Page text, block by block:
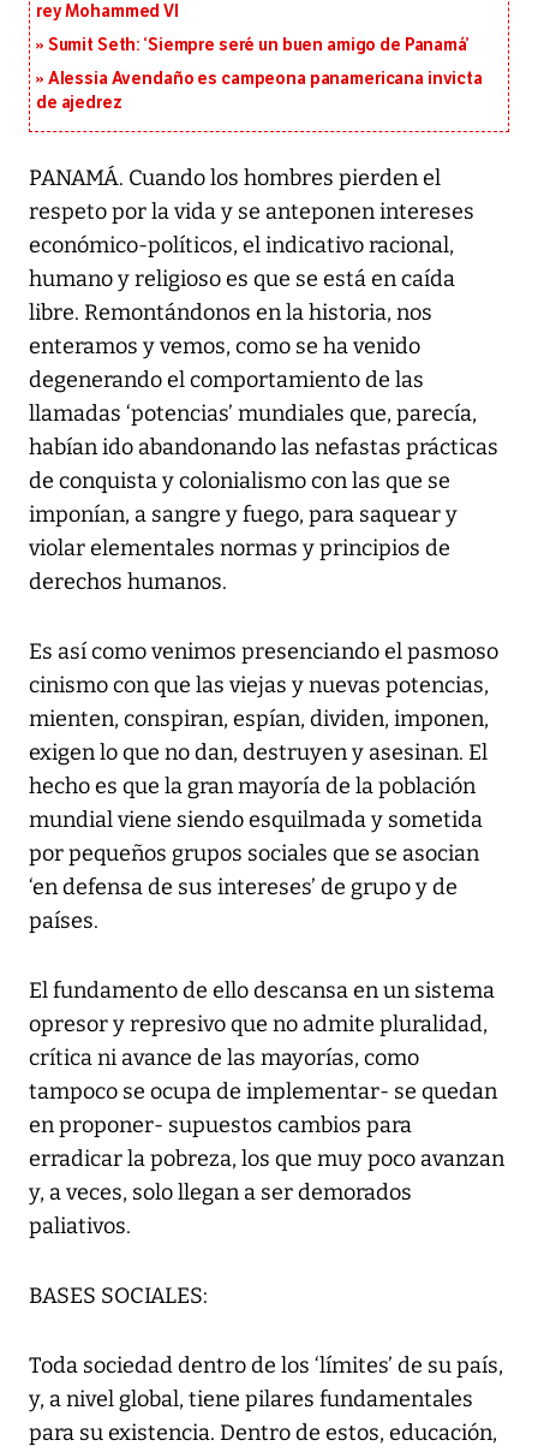
rey Mohammed VI
Sumit Seth: ‘Siempre seré un buen amigo de Panamá’
Alessia Avendaño es campeona panamericana invicta
de ajedrez
PANAMÁ. Cuando los hombres pierden el
respeto por la vida y se anteponen intereses
económico-políticos, el indicativo racional,
humano y religioso es que se está en caída
libre. Remontándonos en la historia, nos
enteramos y vemos, como se ha venido
degenerando el comportamiento de las
llamadas ‘potencias’ mundiales que, parecía,
habían ido abandonando las nefastas prácticas
de conquista y colonialismo con las que se
imponían, a sangre y fuego, para saquear y
violar elementales normas y principios de
derechos humanos.
Es así como venimos presenciando el pasmoso
cinismo con que las viejas y nuevas potencias,
mienten, conspiran, espían, dividen, imponen,
exigen lo que no dan, destruyen y asesinan. El
hecho es que la gran mayoría de la población
mundial viene siendo esquilmada y sometida
por pequeños grupos sociales que se asocian
‘en defensa de sus intereses’ de grupo y de
países.
El fundamento de ello descansa en un sistema
opresor y represivo que no admite pluralidad,
crítica ni avance de las mayorías, como
tampoco se ocupa de implementar- se quedan
en proponer- supuestos cambios para
erradicar la pobreza, los que muy poco avanzan
y, a veces, solo llegan a ser demorados
paliativos.
BASES SOCIALES:
Toda sociedad dentro de los ‘límites’ de su país,
y, a nivel global, tiene pilares fundamentales
para su existencia. Dentro de estos, educación,